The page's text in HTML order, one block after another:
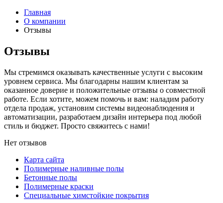
Главная
О компании
Отзывы
Отзывы
Мы стремимся оказывать качественные услуги с высоким
уровнем сервиса. Мы благодарны нашим клиентам за
оказанное доверие и положительные отзывы о совместной
работе. Если хотите, можем помочь и вам: наладим работу
отдела продаж, установим системы видеонаблюдения и
автоматизации, разработаем дизайн интерьера под любой
стиль и бюджет. Просто свяжитесь с нами!
Нет отзывов
Карта сайта
Полимерные наливные полы
Бетонные полы
Полимерные краски
Специальные химстойкие покрытия